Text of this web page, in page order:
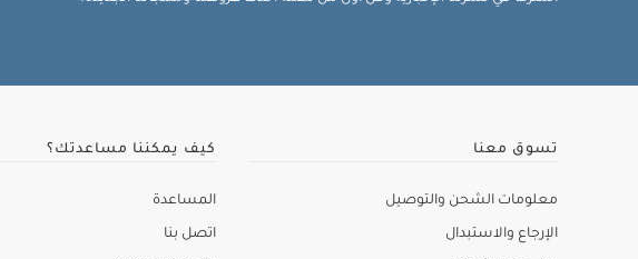
تسوق معنا
معلومات الشحن والتوصيل
الإرجاع والاستبدال
كيف يمكننا مساعدتك؟
المساعدة
اتصل بنا